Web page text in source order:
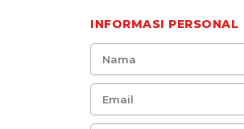
INFORMASI PERSONAL